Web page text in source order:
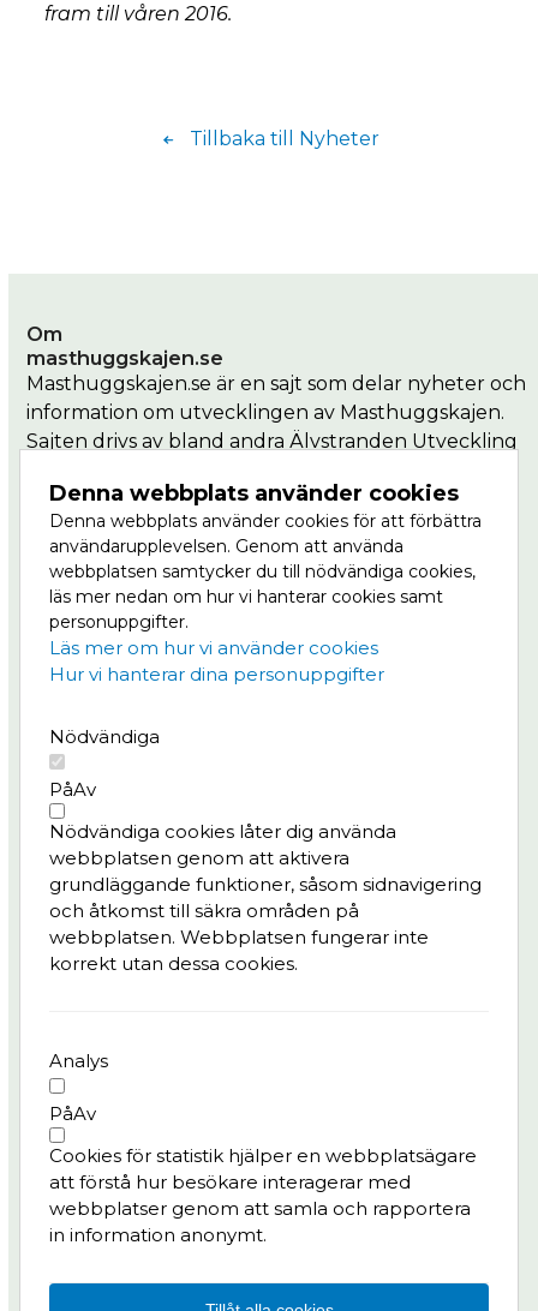
Denna webbplats använder cookies
Denna webbplats använder cookies för att förbättra
användarupplevelsen. Genom att använda
webbplatsen samtycker du till nödvändiga cookies,
läs mer nedan om hur vi hanterar cookies samt
personuppgifter.
Läs mer om hur vi använder cookies
Hur vi hanterar dina personuppgifter
Nödvändiga
PåAv
Nödvändiga cookies låter dig använda
webbplatsen genom att aktivera
grundläggande funktioner, såsom sidnavigering
och åtkomst till säkra områden på
webbplatsen. Webbplatsen fungerar inte
korrekt utan dessa cookies.
Analys
PåAv
Cookies för statistik hjälper en webbplatsägare
att förstå hur besökare interagerar med
webbplatser genom att samla och rapportera
in information anonymt.
fram till våren 2016.
Tillbaka till Nyheter
Om
masthuggskajen.se
Masthuggskajen.se är en sajt som delar nyheter och
information om utvecklingen av Masthuggskajen.
Sajten drivs av bland andra Älvstranden Utveckling
Masthuggkajen är en del av Vision Älvstaden,
Nordens största stadsutvecklingsprojekt där
centrala Göteborg ska växa till dubbel storlek, på
båda sidor om älven. Läs mer om Masthuggskajen
på Göteborg växer.
Projektet
Nyheter
Bygg- och trafikinfo
Konst & kultur
Frågor & svar
Integritetspolicy
Älvstranden Utveckling AB
pedro.batista@alvstranden.goteborg.se
Har du frågor till projektet?
Kontakta oss:
info.masthuggskajen@alvstranden.goteborg.se